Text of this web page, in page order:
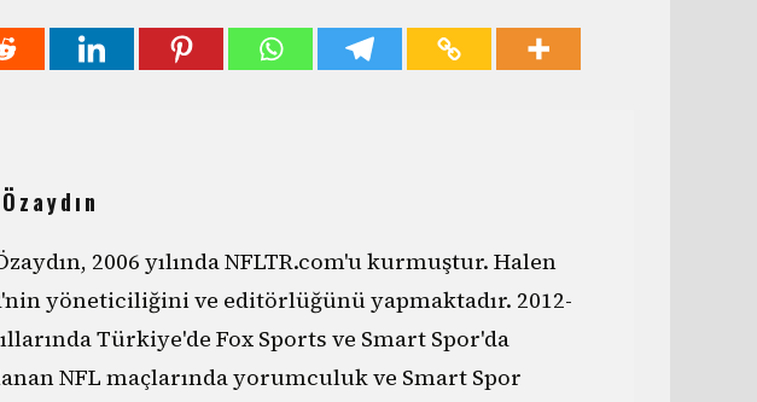
2006 yılında NFLTR.com'u kurmuştur. Halen
yöneticiliğini ve editörlüğünü yapmaktadır. 2012-
Türkiye'de Fox Sports ve Smart Spor'da
NFL maçlarında yorumculuk ve Smart Spor